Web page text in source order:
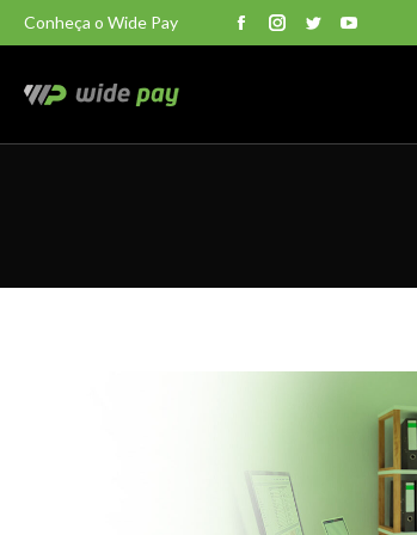
Conheça o Wide Pay Facebook
Instagram
TwitterYouTube